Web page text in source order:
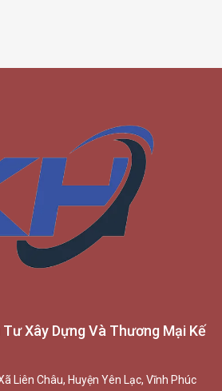
Xây Dựng Và Thương Mại Kế
Liên Châu, Huyện Yên Lạc, Vĩnh Phúc